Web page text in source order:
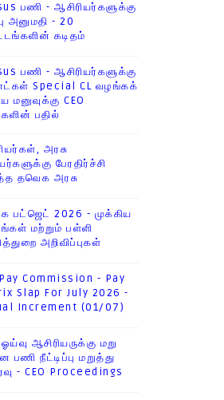
பணி - ஆசிரியர்களுக்கு
அனுமதி - 20
கடிதம்
பணி - ஆசிரியர்களுக்கு
Special CL வழங்கக்
மனுவுக்கு CEO
பதில்
அரசு
பேரதிர்ச்சி
தவெக அரசு
பட்ஜெட் 2026 - முக்கிய
மற்றும் பள்ளி
அறிவிப்புகள்
Commission - Pay
Slap For July 2026 -
Increment (01/07)
ஆசிரியருக்கு மறு
பணி நீட்டிப்பு மறுத்து
- CEO Proceedings